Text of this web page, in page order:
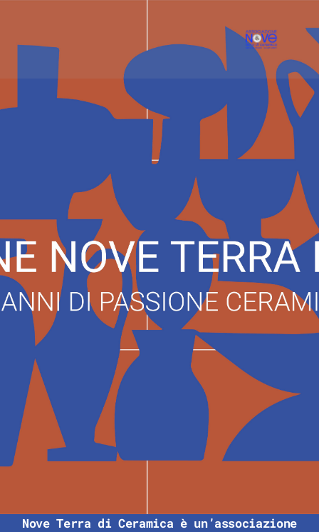
Nove Terra di Ceramica è un’associazione